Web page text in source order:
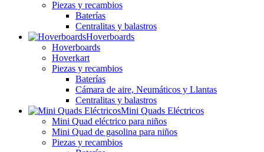
Piezas y recambios
Baterías
Centralitas y balastros
Hoverboards
Hoverboards
Hoverkart
Piezas y recambios
Baterías
Cámara de aire, Neumáticos y Llantas
Centralitas y balastros
Mini Quads Eléctricos
Mini Quad eléctrico para niños
Mini Quad de gasolina para niños
Piezas y recambios